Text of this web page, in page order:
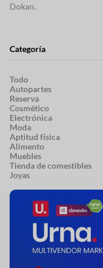
Dokan.
Categoría
Todo
Autopartes
Reserva
Cosmético
Electrónica
Moda
Aptitud física
Alimento
Muebles
Tienda de comestibles
Joyas